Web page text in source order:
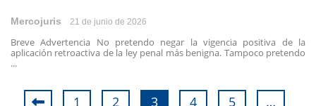
Mercojuris 21 de junio de 2026
Breve Advertencia No pretendo negar la vigencia positiva de la
aplicación retroactiva de la ley penal más benigna. Tampoco pretendo
...
1 2 3 4 5
…